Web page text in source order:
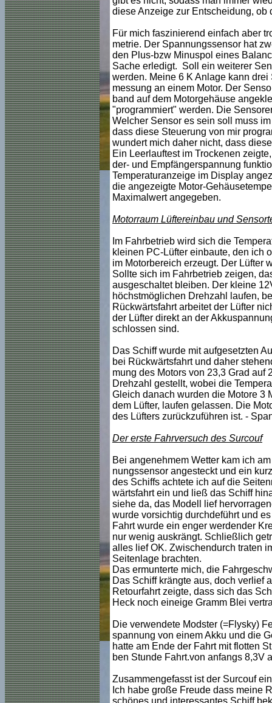
diese Anzeige zur Entscheidung,
Für mich faszinierend einfach aber
metrie. Der Spannungssensor hat
den Plus-bzw Minuspol eines
Sache erledigt. Soll ein weiterer
werden. Meine 6 K Anlage kann
messung an einem Motor. Der
band auf dem Motorgehäuse
"programmiert" werden. Die
Welcher Sensor es sein soll muss
dass diese Steuerung von mir
wundert mich daher nicht, dass
Ein Leerlauftest im Trockenen
der- und Empfängerspannung
Temperaturanzeige im Display
die angezeigte Motor-
Maximalwert angegeben.
Motorraum Lüftereinbau und
Im Fahrbetrieb wird sich die
kleinen PC-Lüfter einbaute, den ich
im Motorbereich erzeugt. Der Lüfter
Sollte sich im Fahrbetrieb zeigen,
ausgeschaltet bleiben. Der kleine
höchstmöglichen Drehzahl laufen,
Rückwärtsfahrt arbeitet der Lüfter
der Lüfter direkt an der
schlossen sind.
Das Schiff wurde mit aufgesetzten
bei Rückwärtsfahrt und daher
mung des Motors von 23,3 Grad
Drehzahl gestellt, wobei die
Gleich danach wurden die Motore 3
dem Lüfter, laufen gelassen. Die
des Lüfters zurückzuführen ist. -
Der erste Fahrversuch des Surcouf
Bei angenehmem Wetter kam ich
nungssensor angesteckt und ein
des Schiffs achtete ich auf die
wärtsfahrt ein und ließ das Schiff
siehe da, das Modell lief
wurde vorsichtig durchdeführt und
Fahrt wurde ein enger werdender
nur wenig auskrängt. Schließlich
alles lief OK. Zwischendurch traten
Seitenlage brachten.
Das ermunterte mich, die
Das Schiff krängte aus, doch verlief
Retourfahrt zeigte, dass sich das
Heck noch eineige Gramm Blei
Die verwendete Modster (=Flysky)
spannung von einem Akku und die
hatte am Ende der Fahrt mit flotten
ben Stunde Fahrt.von anfangs 8,3V
Zusammengefasst ist der Surcouf
Ich habe große Freude dass meine
schönes und interessantes Schiff